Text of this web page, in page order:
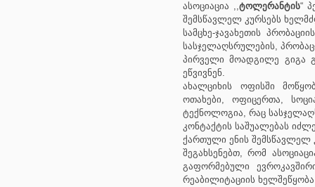
ასოციაცია ,,ტოლერანტის“
შემსწავლელ კურსებს
სამცხე-ჯავახეთის
სასჯელაღსრულების,
პირველი მოადგილე გიგა
ეწვივნენ.
ახალციხის ოფისში
ოთახები, ოფიცერთა,
ტექნოლოგია, რაც
კონტაქტის საშუალებას
ქართული ენის შემსწავლელ
შეგახსენებთ, რომ
გაფორმებული
რეაბილიტაციის